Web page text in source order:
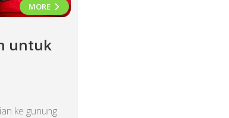
MORE
untuk
ke gunung